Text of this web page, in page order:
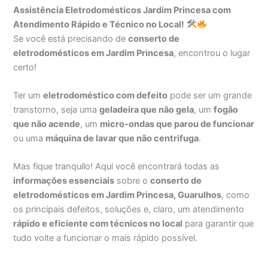
Assistência Eletrodomésticos Jardim Princesa com
Atendimento Rápido e Técnico no Local!
Se você está precisando deconserto de
eletrodomésticos em Jardim Princesa, encontrou o lugar
certo!
Ter umeletrodoméstico com defeito pode ser um grande
transtorno, seja umageladeira que não gela, umfogão
que não acende, um micro-ondas que parou de funcionar
ou uma máquina de lavar que não centrifuga.
Mas fique tranquilo! Aqui você encontrará todas as
informações essenciais sobre oconserto de
eletrodomésticos em Jardim Princesa, Guarulhos, como
os principais defeitos, soluções e, claro, um atendimento
rápido e eficiente com técnicos no local para garantir que
tudo volte a funcionar o mais rápido possível.